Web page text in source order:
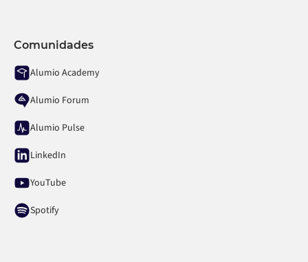
Comunidades
Alumio Academy
Alumio Forum
Alumio Pulse
LinkedIn
YouTube
Spotify